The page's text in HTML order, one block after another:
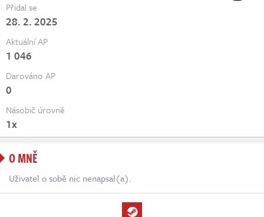
Přidal se
28. 2. 2025
Aktuální AP
1 046
Darováno AP
0
Násobič úrovně
1x
O MNĚ
Uživatel o sobě nic nenapsal(a).